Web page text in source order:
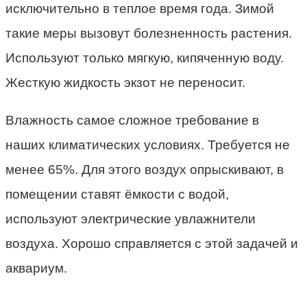
исключительно в теплое время года. Зимой
такие меры вызовут болезненность растения.
Используют только мягкую, кипяченную воду.
Жесткую жидкость экзот не переносит.
Влажность самое сложное требование в
наших климатических условиях. Требуется не
менее 65%. Для этого воздух опрыскивают, в
помещении ставят ёмкости с водой,
используют электрические увлажнители
воздуха. Хорошо справляется с этой задачей и
аквариум.